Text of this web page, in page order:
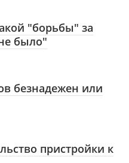
"борьбы" за
было"
безнадежен или
пристройки к